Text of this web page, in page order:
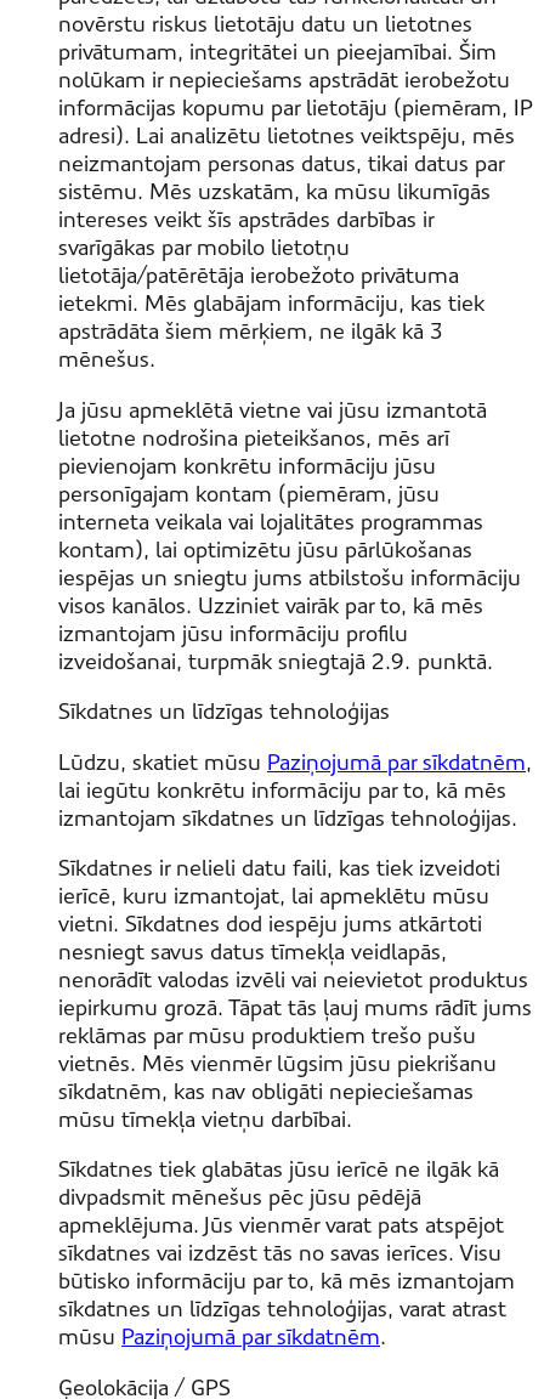
novērstu riskus lietotāju datu un lietotnes
privātumam, integritātei un pieejamībai. Šim
nolūkam ir nepieciešams apstrādāt ierobežotu
informācijas kopumu par lietotāju (piemēram, IP
adresi). Lai analizētu lietotnes veiktspēju, mēs
neizmantojam personas datus, tikai datus par
sistēmu. Mēs uzskatām, ka mūsu likumīgās
intereses veikt šīs apstrādes darbības ir
svarīgākas par mobilo lietotņu
lietotāja/patērētāja ierobežoto privātuma
ietekmi. Mēs glabājam informāciju, kas tiek
apstrādāta šiem mērķiem, ne ilgāk kā 3
mēnešus.
Ja jūsu apmeklētā vietne vai jūsu izmantotā
lietotne nodrošina pieteikšanos, mēs arī
pievienojam konkrētu informāciju jūsu
personīgajam kontam (piemēram, jūsu
interneta veikala vai lojalitātes programmas
kontam), lai optimizētu jūsu pārlūkošanas
iespējas un sniegtu jums atbilstošu informāciju
visos kanālos. Uzziniet vairāk par to, kā mēs
izmantojam jūsu informāciju profilu
izveidošanai, turpmāk sniegtajā 2.9. punktā.
Sīkdatnes un līdzīgas tehnoloģijas
Lūdzu, skatiet mūsu Paziņojumā par sīkdatnēm,
lai iegūtu konkrētu informāciju par to, kā mēs
izmantojam sīkdatnes un līdzīgas tehnoloģijas.
Sīkdatnes ir nelieli datu faili, kas tiek izveidoti
ierīcē, kuru izmantojat, lai apmeklētu mūsu
vietni. Sīkdatnes dod iespēju jums atkārtoti
nesniegt savus datus tīmekļa veidlapās,
nenorādīt valodas izvēli vai neievietot produktus
iepirkumu grozā. Tāpat tās ļauj mums rādīt jums
reklāmas par mūsu produktiem trešo pušu
vietnēs. Mēs vienmēr lūgsim jūsu piekrišanu
sīkdatnēm, kas nav obligāti nepieciešamas
mūsu tīmekļa vietņu darbībai.
Sīkdatnes tiek glabātas jūsu ierīcē ne ilgāk kā
divpadsmit mēnešus pēc jūsu pēdējā
apmeklējuma. Jūs vienmēr varat pats atspējot
sīkdatnes vai izdzēst tās no savas ierīces. Visu
būtisko informāciju par to, kā mēs izmantojam
sīkdatnes un līdzīgas tehnoloģijas, varat atrast
mūsu Paziņojumā par sīkdatnēm.
Ģeolokācija / GPS